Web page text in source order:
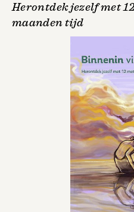
Herontdek jezelf met
maanden tijd